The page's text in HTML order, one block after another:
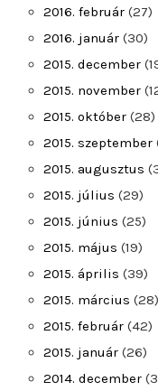
2016. február (27)
2016. január (30)
2015. december
2015. november
2015. október (28)
2015. szeptember
2015. augusztus
2015. július (29)
2015. június (25)
2015. május (19)
2015. április (39)
2015. március (28)
2015. február (42)
2015. január (26)
2014. december